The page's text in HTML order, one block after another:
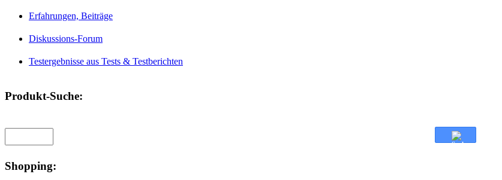
Erfahrungen, Beiträge
Diskussions-Forum
Testergebnisse aus Tests & Testberichten
Produkt-Suche:
Shopping: